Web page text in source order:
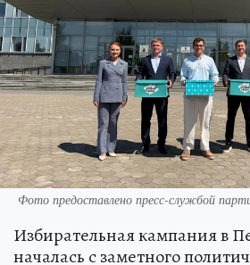
Фото предоставлено пресс-службой
Избирательная кампания в
началась с заметного